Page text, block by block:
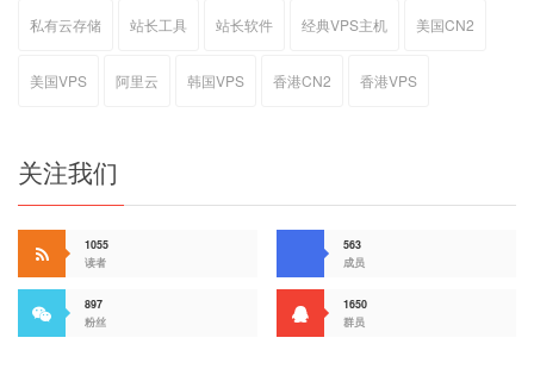
私有云存储 站长工具 站长软件 经典VPS主机 美国CN2
美国VPS 阿里云 韩国VPS 香港CN2 香港VPS
关注我们
1055
读者
563
成员
897
粉丝
1650
群员